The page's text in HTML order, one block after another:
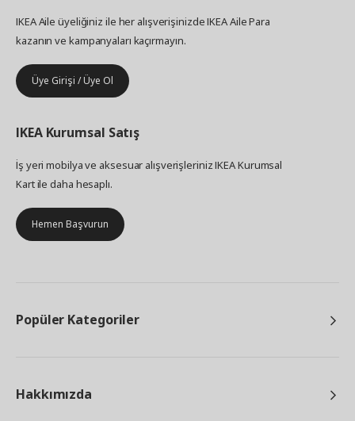
IKEA Aile üyeliğiniz ile her alışverişinizde IKEA Aile Para
kazanın ve kampanyaları kaçırmayın.
Üye Girişi / Üye Ol
IKEA Kurumsal Satış
İş yeri mobilya ve aksesuar alışverişleriniz IKEA Kurumsal
Kart ile daha hesaplı.
Hemen Başvurun
Popüler Kategoriler
Hakkımızda